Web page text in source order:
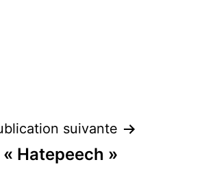
suivante
Hatepeech »